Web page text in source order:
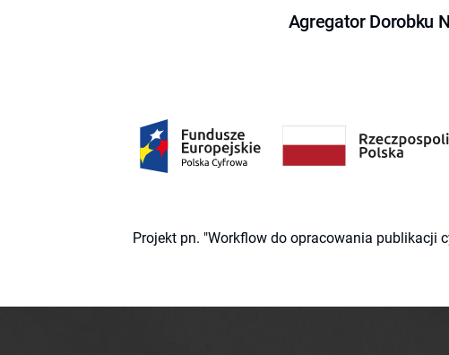
Agregator Dorobku
Projekt pn. "Workflow do opracowania publikacji